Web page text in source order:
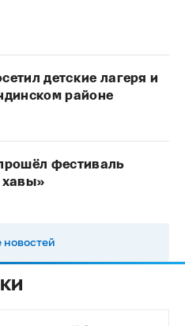
детские лагеря и
районе
фестиваль
хавы»
новостей